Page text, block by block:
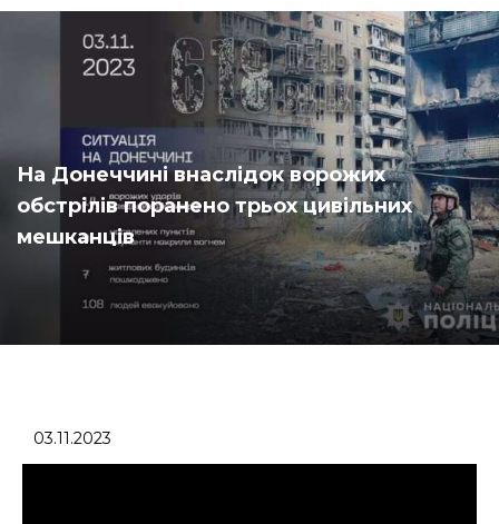
На Донеччині внаслідок ворожих
обстрілів поранено трьох цивільних
мешканців
03.11.2023